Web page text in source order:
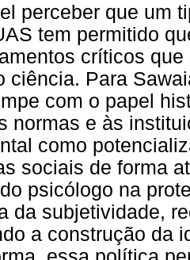
perceber que um
tem permitido
críticos
ciência. Para
com o papel
normas e às
como
sociais de forma
psicólogo na
da subjetividade,
a construção da